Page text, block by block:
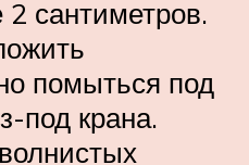
2 сантиметров.
помыться под
под крана.